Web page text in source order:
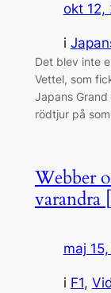
okt 12,
i
Det blev inte
Vettel, som
Japans
rödtjur på
Webber
varandra
maj
i F1,